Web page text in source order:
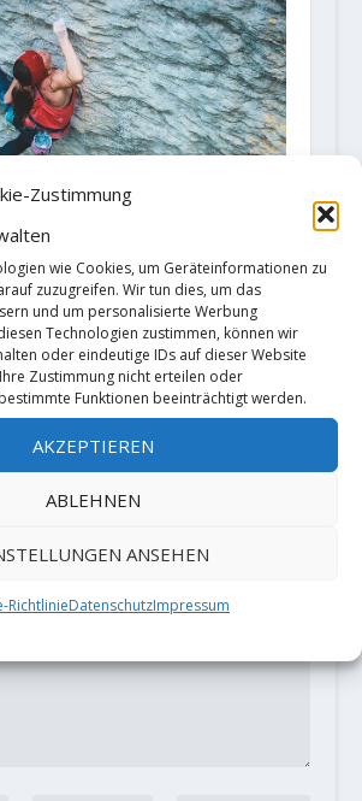
Zustimmung
wie Cookies, um Geräteinformationen zu
zuzugreifen. Wir tun dies, um das
und um personalisierte Werbung
Technologien zustimmen, können wir
oder eindeutige IDs auf dieser Website
Zustimmung nicht erteilen oder
Funktionen beeinträchtigt werden.
AKZEPTIEREN
ABLEHNEN
ANSEHEN
RichtlinieDatenschutzImpressum
Zangerl climb her
"Speed Intégrale"
EINE ANTWORT
Adresse wird nicht
Erforderliche Felder
markiert